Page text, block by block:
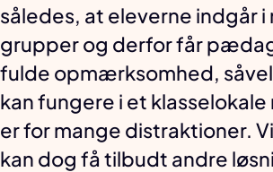
således, at eleverne indgår i
grupper og derfor får
fulde opmærksomhed,
kan fungere i et klasselokale
er for mange distraktioner.
kan dog få tilbudt andre